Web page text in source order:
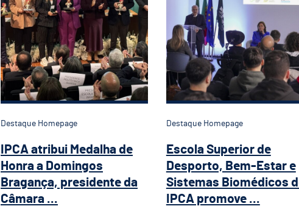
Destaque Homepage
IPCA atribui Medalha de
Honra a Domingos
Bragança, presidente da
Câmara ...
Destaque Homepage
Escola Superior de
Desporto, Bem-Estar e
Sistemas Biomédicos
IPCA promove ...